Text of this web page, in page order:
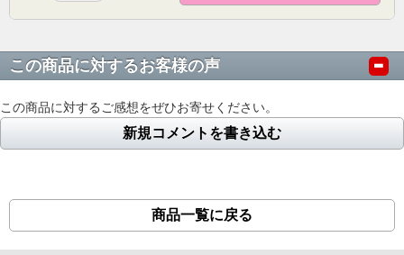
この商品に対するお客様の声
この商品に対するご感想をぜひお寄せください。
新規コメントを書き込む
商品一覧に戻る